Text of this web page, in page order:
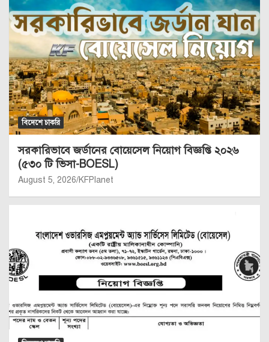
বিদেশে চাকরি
সরকারিভাবে জর্ডানের বোয়েসেল নিয়োগ বিজ্ঞপ্তি ২০২৬
(৫৩০ টি ভিসা-BOESL)
August 5, 2026 KFPlanet